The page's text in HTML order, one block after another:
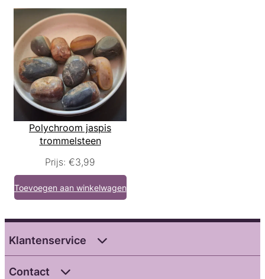
Polychroom jaspis
trommelsteen
Prijs: €3,99
Toevoegen aan winkelwagen
Klantenservice
Contact